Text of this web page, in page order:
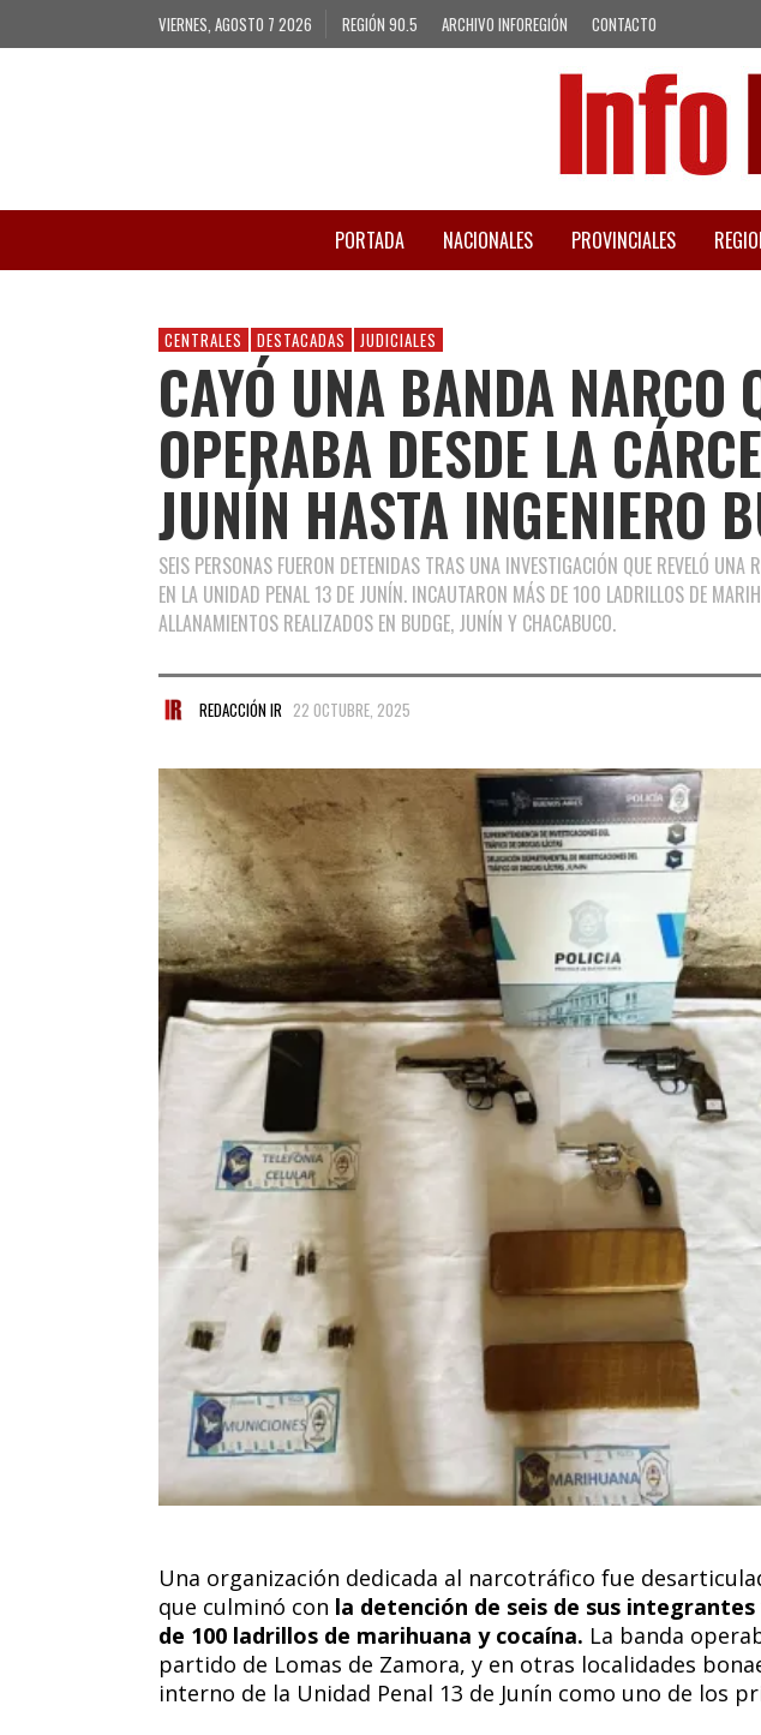
VIERNES, AGOSTO 7 2026 REGIÓN 90.5 ARCHIVO INFOREGIÓN CONTACTO
PORTADA NACIONALES PROVINCIALES
CENTRALES DESTACADAS JUDICIALES
CAYÓ UNA BANDA NARCO
OPERABA DESDE LA
JUNÍN HASTA INGENIERO
SEIS PERSONAS FUERON DETENIDAS TRAS UNA INVESTIGACIÓN QUE REVELÓ UNA
EN LA UNIDAD PENAL 13 DE JUNÍN. INCAUTARON MÁS DE 100 LADRILLOS DE
ALLANAMIENTOS REALIZADOS EN BUDGE, JUNÍN Y CHACABUCO.
REDACCIÓN IR 22 OCTUBRE, 2025
Una organización dedicada al narcotráfico fue
que culminó con la detención de seis de sus
de 100 ladrillos de marihuana y cocaína. La banda
partido de Lomas de Zamora, y en otras localidades
interno de la Unidad Penal 13 de Junín como uno de los